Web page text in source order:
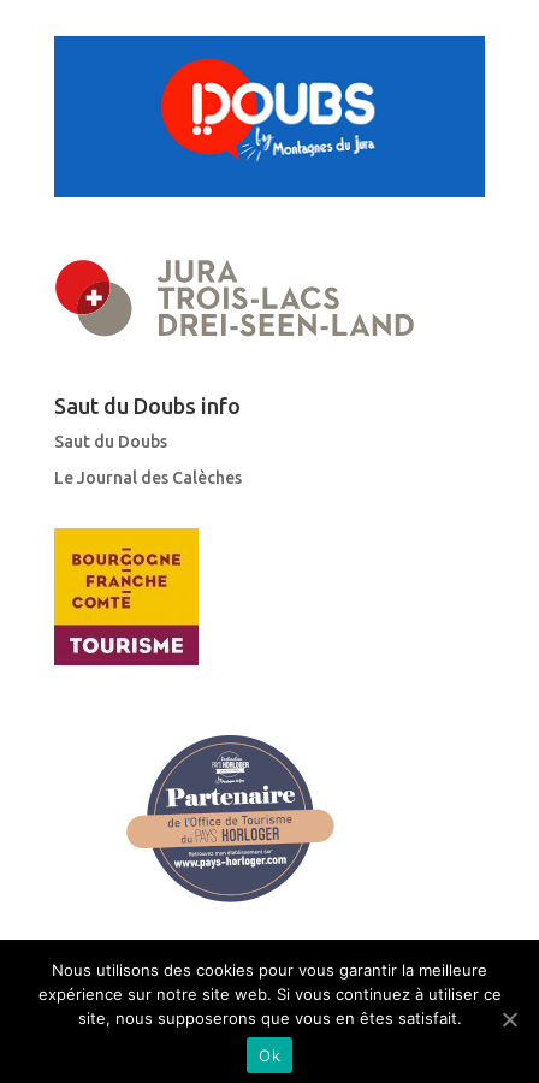
Saut du Doubs info
Saut du Doubs
Le Journal des Calèches
Teamstudio - Pontarlier
Nous utilisons des cookies pour vous garantir la meilleure
expérience sur notre site web. Si vous continuez à utiliser ce
site, nous supposerons que vous en êtes satisfait.
Ok